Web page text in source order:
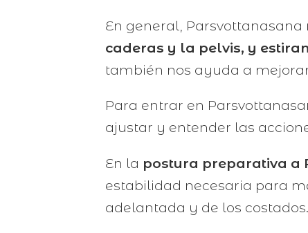
En general, Parsvottanasana
caderas y la pelvis, y
también nos ayuda a
Para entrar en
ajustar y entender las
En la postura preparativa a
estabilidad necesaria para
adelantada y de los costados.